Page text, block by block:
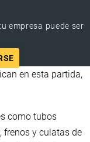
empresa puede ser
en esta partida,
como tubos
frenos y culatas de